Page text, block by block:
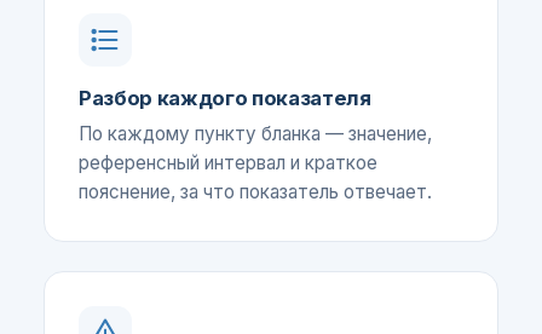
Разбор каждого показателя
По каждому пункту бланка — значение,
референсный интервал и краткое
пояснение, за что показатель отвечает.